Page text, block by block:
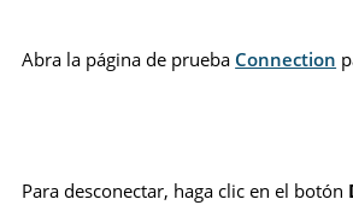
Abra la página de prueba Connection
Para desconectar, haga clic en el botón